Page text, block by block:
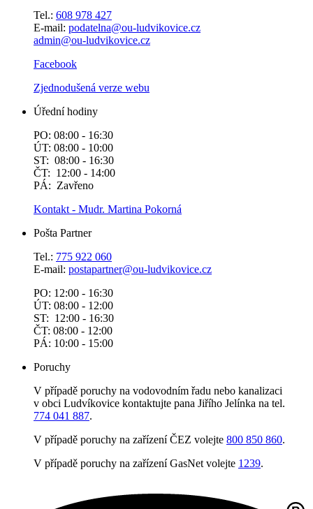
Tel.: 608 978 427
E-mail: podatelna@ou-ludvikovice.cz
admin@ou-ludvikovice.cz
Facebook
Zjednodušená verze webu
Úřední hodiny
PO: 08:00 - 16:30
ÚT: 08:00 - 10:00
ST: 08:00 - 16:30
ČT: 12:00 - 14:00
PÁ: Zavřeno
Kontakt - Mudr. Martina Pokorná
Pošta Partner
Tel.: 775 922 060
E-mail: postapartner@ou-ludvikovice.cz
PO: 12:00 - 16:30
ÚT: 08:00 - 12:00
ST: 12:00 - 16:30
ČT: 08:00 - 12:00
PÁ: 10:00 - 15:00
Poruchy
V případě poruchy na vodovodním řadu nebo kanalizaci
v obci Ludvíkovice kontaktujte pana Jiřího Jelínka na tel.
774 041 887.
V případě poruchy na zařízení ČEZ volejte 800 850 860.
V případě poruchy na zařízení GasNet volejte 1239.